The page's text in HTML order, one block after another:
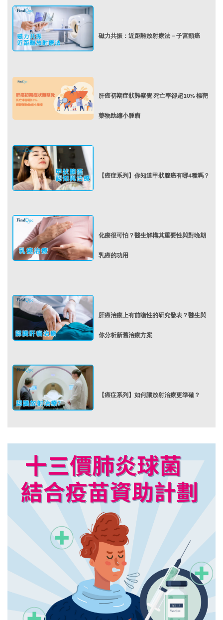
磁力共振：近距離放射療法－子宮頸癌
肝癌初期症狀難察覺 死亡率卻超10% 標靶
藥物助縮小腫瘤
【癌症系列】你知道甲狀腺癌有哪4種嗎？
化療很可怕？醫生解構其重要性與對晚期
乳癌的功用
肝癌治療上有前瞻性的研究發表？醫生與
你分析新舊治療方案
【癌症系列】如何讓放射治療更準確？